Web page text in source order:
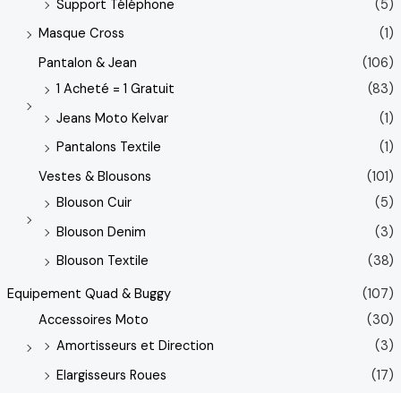
Support Téléphone
(5)
Masque Cross
(1)
Pantalon & Jean
(106)
1 Acheté = 1 Gratuit
(83)
Jeans Moto Kelvar
(1)
Pantalons Textile
(1)
Vestes & Blousons
(101)
Blouson Cuir
(5)
Blouson Denim
(3)
Blouson Textile
(38)
Equipement Quad & Buggy
(107)
Accessoires Moto
(30)
Amortisseurs et Direction
(3)
Elargisseurs Roues
(17)